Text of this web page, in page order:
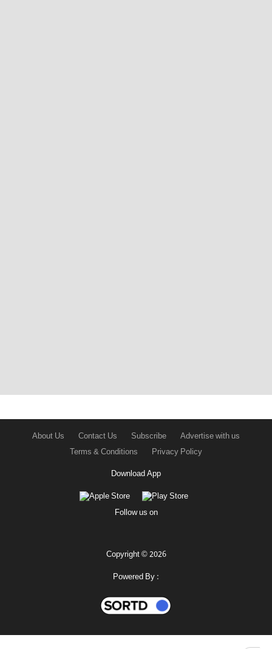
About Us Contact Us Subscribe
Advertise with us
Terms & Conditions
Privacy Policy
Download App
Follow us on
Copyright © 2026
Powered By :